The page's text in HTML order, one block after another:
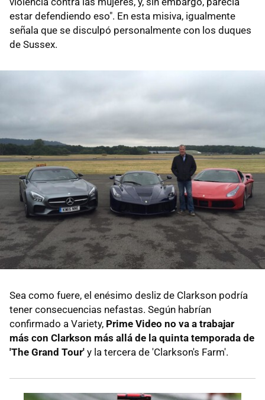
estar defendiendo eso". En esta misiva, igualmente
señala que se disculpó personalmente con los duques
de Sussex.
Sea como fuere, el enésimo desliz de Clarkson podría
tener consecuencias nefastas. Según habrían
confirmado a Variety, Prime Video no va a trabajar
más con Clarkson más allá de la quinta temporada de
'The Grand Tour' y la tercera de 'Clarkson's Farm'.